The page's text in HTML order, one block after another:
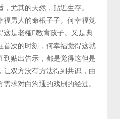
尤其的天然，贴近生存。
男人的命根子子。何幸福觉
是老榷教育孩子。又是典
次的时刻，何幸福觉得这就
贴出告示，都是觉得这但是
双方没有方法得到共识，由
求对白沟通的戏剧的经过。